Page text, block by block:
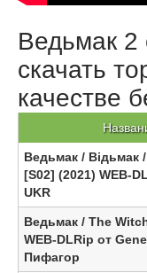
Ведьмак 2
скачать
качестве
Ведьмак / Відьмак
[S02] (2021) WEB-
UKR
Ведьмак / The
WEB-DLRip от
Пифагор